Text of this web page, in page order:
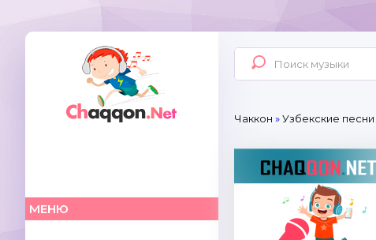
МЕНЮ
Чаккон »Узбекские песни